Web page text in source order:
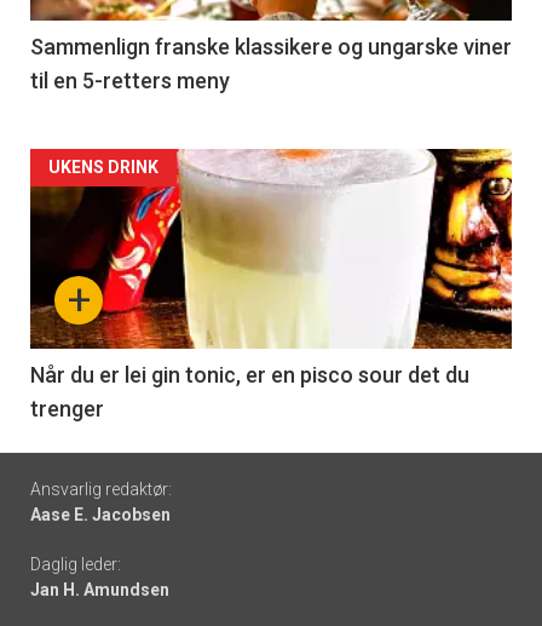
5
Sammenlign franske klassikere og ungarske viner
til en 5-retters meny
Forsiden
akkurat
nå
-
6
+
UKENS DRINK
Når du er lei gin tonic, er en pisco sour det du
trenger
Footer
-
links
Ansvarlig redaktør:
Aase E. Jacobsen
Daglig leder:
Jan H. Amundsen